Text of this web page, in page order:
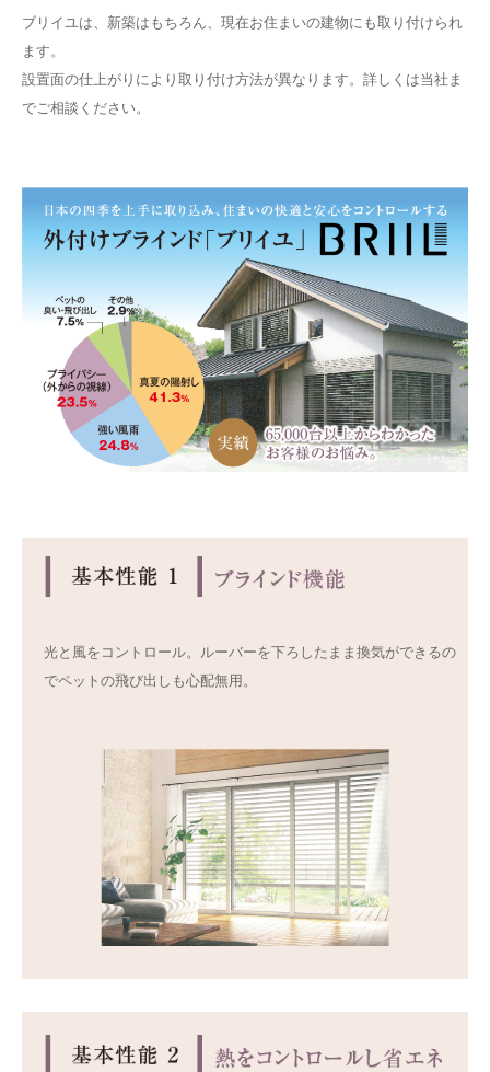
ブリイユは、新築はもちろん、現在お住まいの建物にも取り付けられ
ます。
設置面の仕上がりにより取り付け方法が異なります。詳しくは当社ま
でご相談ください。
光と風をコントロール。ルーバーを下ろしたまま換気ができるの
でペットの飛び出しも心配無用。